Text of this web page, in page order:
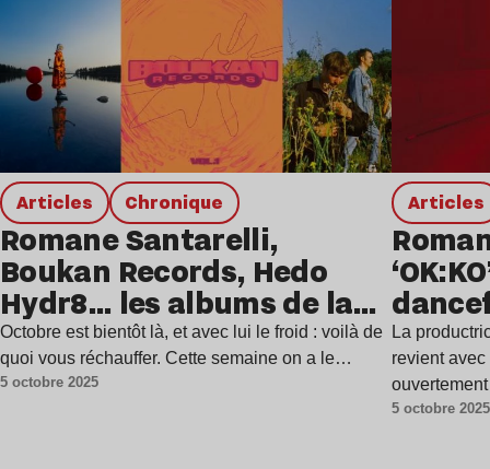
Articles chronique
Romane Santarelli,
Boukan Records, Hedo
Hydr8… les albums de la
semaine
Octobre est bientôt là, et avec lui le froid : voilà de
quoi vous réchauffer. Cette semaine on a le…
5 octobre 2025
Articles
La
revient
avec une
5 octobre 2025